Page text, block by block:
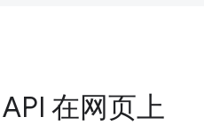
在网页上